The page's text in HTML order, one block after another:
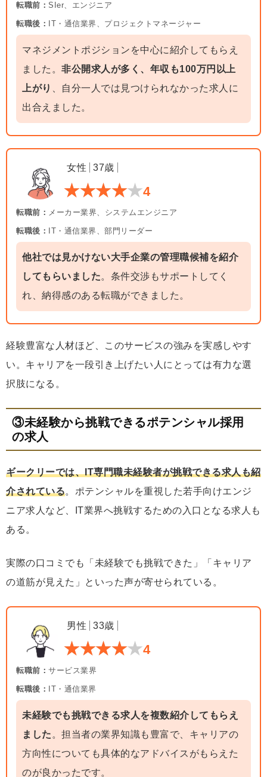
転職前： SIer、エンジニア
転職後： IT・通信業界、プロジェクトマネージャー
マネジメントポジションを中心に紹介してもらえ
ました。 非公開求人が多く、年収も100万円以上
上がり
、自分一人では見つけられなかった求人に
出合えました。
女性 37歳
4
転職前： メーカー業界、システムエンジニア
転職後： IT・通信業界、部門リーダー
他社では見かけない大手企業の管理職候補を紹介
してもらいました。条件交渉もサポートしてく
れ、納得感のある転職ができました。
経験豊富な人材ほど、このサービスの強みを実感しやす
い。キャリアを一段引き上げたい人にとっては有力な選
択肢になる。
③未経験から挑戦できるポテンシャル採用
の求人
ギークリーでは、IT専門職未経験者が挑戦できる求人も紹
介されている。ポテンシャルを重視した若手向けエンジ
ニア求人など、IT業界へ挑戦するための入口となる求人も
ある。
実際の口コミでも「未経験でも挑戦できた」「キャリア
の道筋が見えた」といった声が寄せられている。
男性 33歳
4
転職前： サービス業界
転職後： IT・通信業界
未経験でも挑戦できる求人を複数紹介してもらえ
ました 。担当者の業界知識も豊富で、キャリアの
方向性についても具体的なアドバイスがもらえた
のが良かったです。